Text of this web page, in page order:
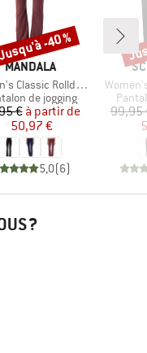
MARQUE
MANDALA
Classic Rolldown
group
de jogging
Prix
€ Prix réduit
à partir de
50,97 €
5,0(6)
-40 %
Article
99,95
?